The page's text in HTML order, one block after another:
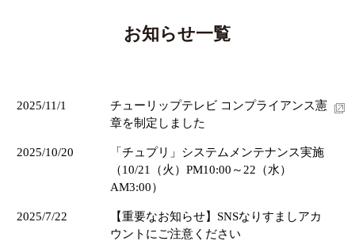
お知らせ一覧
2025/11/1
チューリップテレビ コンプライアンス憲
章を制定しました
2025/10/20
「チュプリ」システムメンテナンス実施
（10/21（火）PM10:00～22（水）
AM3:00）
2025/7/22
【重要なお知らせ】SNSなりすましアカ
ウントにご注意ください